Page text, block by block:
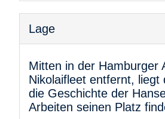
Lage
Mitten in der Hamburger
Nikolaifleet entfernt,
die Geschichte der
Arbeiten seinen Platz